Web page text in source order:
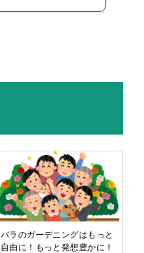
バラのガーデニングはもっと
自由に！もっと発想豊かに！